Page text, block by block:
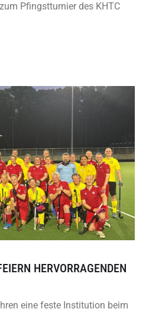
Pfingstturnier des KHTC
HERVORRAGENDEN
eine feste Institution beim